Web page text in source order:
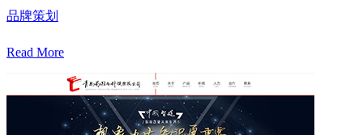
品牌策划
Read More